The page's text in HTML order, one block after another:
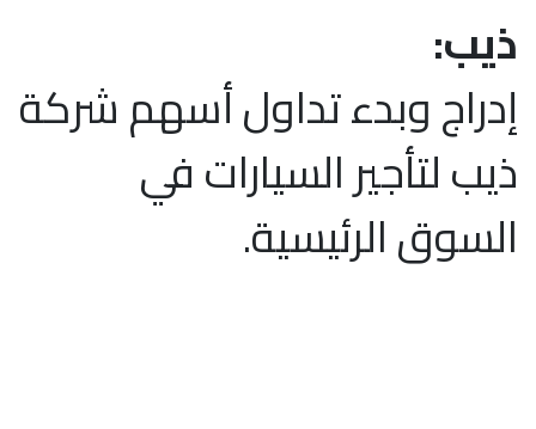
ذيب:
إدراج وبدء تداول أسهم شركة
ذيب لتأجير السيارات في
السوق الرئيسية.